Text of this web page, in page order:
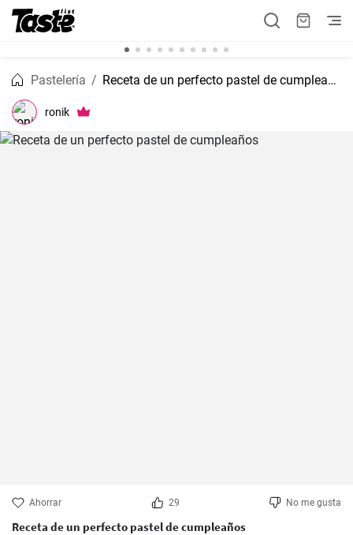
Pastelería Receta de un perfecto pastel de cumpleaños
ronik
Ahorrar 29 No me gusta
Receta de un perfecto pastel de cumpleaños